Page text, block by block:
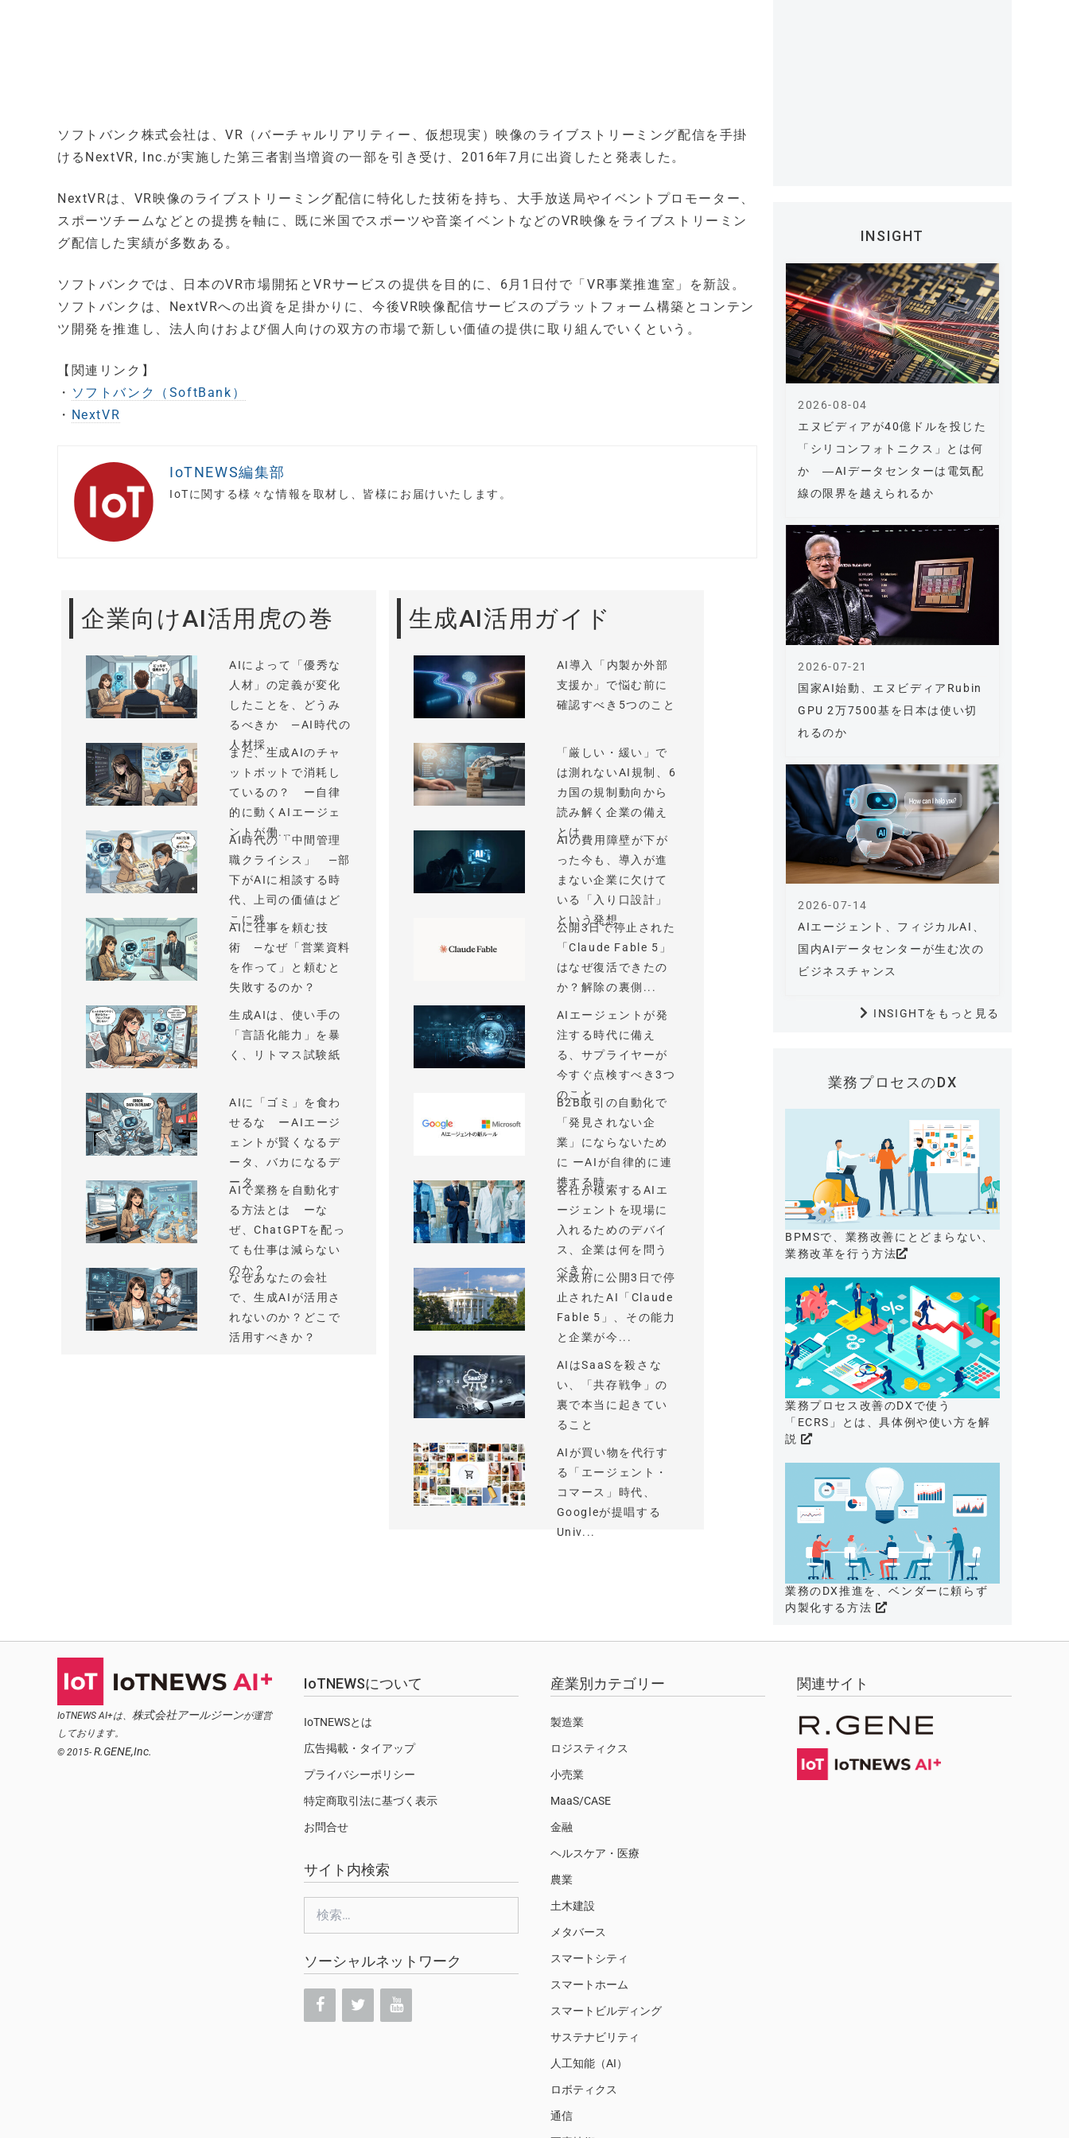
ソフトバンク株式会社は、VR（バーチャルリアリティー、仮想現実）映像のライブストリーミング配信を手掛
けるNextVR, Inc.が実施した第三者割当増資の一部を引き受け、2016年7月に出資したと発表した。
NextVRは、VR映像のライブストリーミング配信に特化した技術を持ち、大手放送局やイベントプロモーター、
スポーツチームなどとの提携を軸に、既に米国でスポーツや音楽イベントなどのVR映像をライブストリーミン
グ配信した実績が多数ある。
ソフトバンクでは、日本のVR市場開拓とVRサービスの提供を目的に、6月1日付で「VR事業推進室」を新設。
ソフトバンクは、NextVRへの出資を足掛かりに、今後VR映像配信サービスのプラットフォーム構築とコンテン
ツ開発を推進し、法人向けおよび個人向けの双方の市場で新しい価値の提供に取り組んでいくという。
【関連リンク】
・ ソフトバンク（SoftBank）
・ NextVR
IoTNEWS編集部
IoTに関する様々な情報を取材し、皆様にお届けいたします。
企業向けAI活用虎の巻
AIによって「優秀な
人材」の定義が変化
したことを、どうみ
るべきか —AI時代の
人材採...
まだ、生成AIのチャ
ットボットで消耗し
ているの？ ー自律
的に動くAIエージェ
ントが働...
AI時代の「中間管理
職クライシス」 —部
下がAIに相談する時
代、上司の価値はど
こに残...
AIに仕事を頼む技
術 —なぜ「営業資料
を作って」と頼むと
失敗するのか？
生成AIは、使い手の
「言語化能力」を暴
く、リトマス試験紙
AIに「ゴミ」を食わ
せるな ーAIエージ
ェントが賢くなるデ
ータ、バカになるデ
ータ
AIで業務を自動化す
る方法とは ーな
ぜ、ChatGPTを配っ
ても仕事は減らない
のか？
なぜあなたの会社
で、生成AIが活用さ
れないのか？どこで
活用すべきか？
生成AI活用ガイド
AI導入「内製か外部
支援か」で悩む前に
確認すべき5つのこと
「厳しい・緩い」で
は測れないAI規制、6
カ国の規制動向から
読み解く企業の備え
とは
AIの費用障壁が下が
った今も、導入が進
まない企業に欠けて
いる「入り口設計」
という発想
公開3日で停止された
「Claude Fable 5」
はなぜ復活できたの
か？解除の裏側...
AIエージェントが発
注する時代に備え
る、サプライヤーが
今すぐ点検すべき3つ
のこと
B2B取引の自動化で
「発見されない企
業」にならないため
に ーAIが自律的に連
携する時...
各社が模索するAIエ
ージェントを現場に
入れるためのデバイ
ス、企業は何を問う
べきか
米政府に公開3日で停
止されたAI「Claude
Fable 5」、その能力
と企業が今...
AIはSaaSを殺さな
い、「共存戦争」の
裏で本当に起きてい
ること
AIが買い物を代行す
る「エージェント・
コマース」時代、
Googleが提唱する
Univ...
INSIGHT
エヌビディアが40億ドルを投じた
「シリコンフォトニクス」とは何
か ―AIデータセンターは電気配
線の限界を越えられるか
2026-08-04
国家AI始動、エヌビディアRubin
GPU 2万7500基を日本は使い切
れるのか
2026-07-21
AIエージェント、フィジカルAI、
国内AIデータセンターが生む次の
ビジネスチャンス
2026-07-14
INSIGHTをもっと見る
業務プロセスのDX
BPMSで、業務改善にとどまらない、
業務改革を行う方法
業務プロセス改善のDXで使う
「ECRS」とは、具体例や使い方を解
説
業務のDX推進を、ベンダーに頼らず
内製化する方法
IoTNEWS AI+は、 株式会社アールジーンが運営
しております。
© 2015- R.GENE,Inc.
IoTNEWSについて
IoTNEWSとは
広告掲載・タイアップ
プライバシーポリシー
特定商取引法に基づく表示
お問合せ
サイト内検索
索:
ソーシャルネットワーク
産業別カテゴリー
製造業
ロジスティクス
小売業
MaaS/CASE
金融
ヘルスケア・医療
農業
土木建設
メタバース
スマートシティ
スマートホーム
スマートビルディング
サステナビリティ
人工知能（AI）
ロボティクス
通信
関連サイト